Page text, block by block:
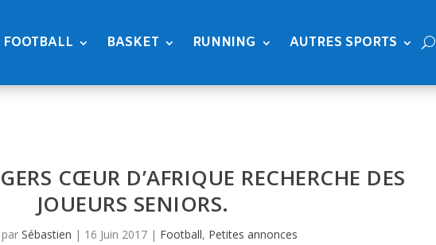
FOOTBALL BASKET RUNNING AUTRES SPORTS
CŒUR D’AFRIQUE RECHERCHE DES
JOUEURS SENIORS.
Sébastien | 16 Juin 2017| Football, Petites annonces